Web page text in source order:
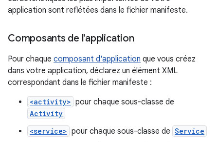
application sont reflétées dans le fichier manifeste.
Composants de l'application
Pour chaque composant d'application que vous créez
dans votre application, déclarez un élément XML
correspondant dans le fichier manifeste :
<activity> pour chaque sous-classe de
Activity
<service> pour chaque sous-classe de Service